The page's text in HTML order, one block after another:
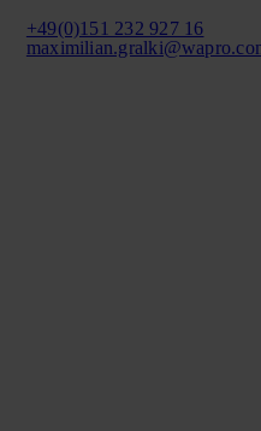
+49(0)151 232 927 16